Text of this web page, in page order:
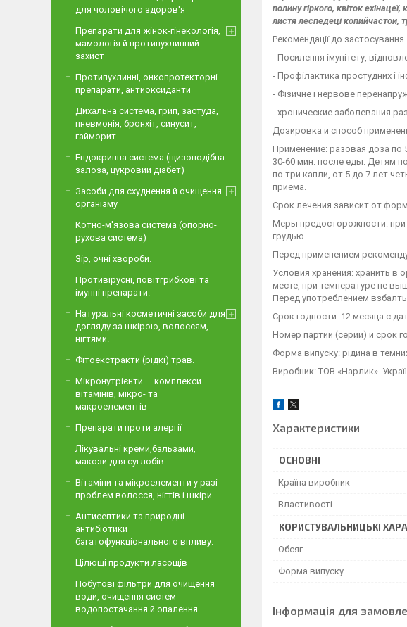
полину гіркого, квіток
листя леспедеці копийчастои,
Рекомендації до застосування
- Посилення імунітету,
- Профілактика простудних і
- Фізичне і нервове
- хронические заболевания
Дозировка и способ
Применение: разовая доза по
30-60 мин. после еды. Детям
по три капли, от 5 до 7 лет
приема.
Срок лечения зависит от
Меры предосторожности: при
грудью.
Перед применением
Условия хранения: хранить в
месте, при температуре не
Перед употреблением
Срок годности: 12 месяца с
Номер партии (серии) и срок
Форма випуску: рідина в
Виробник: ТОВ «Нарлик».
Характеристики
ОСНОВНІ
Країна виробник
Властивості
КОРИСТУВАЛЬНИЦЬКІ
Обсяг
Форма випуску
Інформація для
для чоловічого здоров'я
Препарати для жінок-гінекологія,
мамологія й протипухлинний
захист
Протипухлинні, онкопротекторні
препарати, антиоксиданти
Дихальна система, грип, застуда,
пневмонія, бронхіт, синусит,
гайморит
Ендокринна система (щизоподібна
залоза, цукровий діабет)
Засоби для схуднення й очищення
організму
Котно-м'язова система (опорно-
рухова система)
Зір, очні хвороби.
Противірусні, повітгрибкові та
імунні препарати.
Натуральні косметичні засоби для
догляду за шкірою, волоссям,
нігтями.
Фітоекстракти (рідкі) трав.
Мікронутрієнти — комплекси
вітамінів, мікро- та
макроелементів
Препарати проти алергії
Лікувальні креми,бальзами,
макози для суглобів.
Вітаміни та мікроелементи у разі
проблем волосся, нігтів і шкіри.
Антисептики та природні
антибіотики
багатофункціонального впливу.
Цілющі продукти ласощів
Побутові фільтри для очищення
води, очищення систем
водопостачання й опалення